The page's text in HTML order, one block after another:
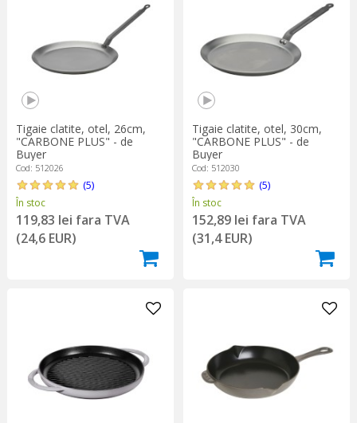
Tigaie clatite, otel, 26cm,
"CARBONE PLUS" - de
Buyer
Cod: 512026
(5)
În stoc
119,83 lei fara TVA
(24,6 EUR)
Tigaie clatite, otel, 30cm,
"CARBONE PLUS" - de
Buyer
Cod: 512030
(5)
În stoc
152,89 lei fara TVA
(31,4 EUR)